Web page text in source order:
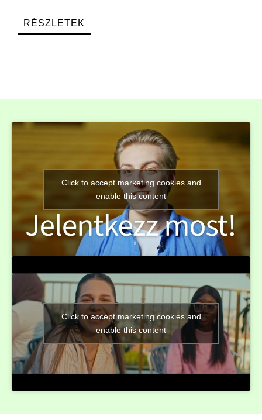
RÉSZLETEK
Click to accept marketing cookies and
enable this content
Click to accept marketing cookies and
enable this content